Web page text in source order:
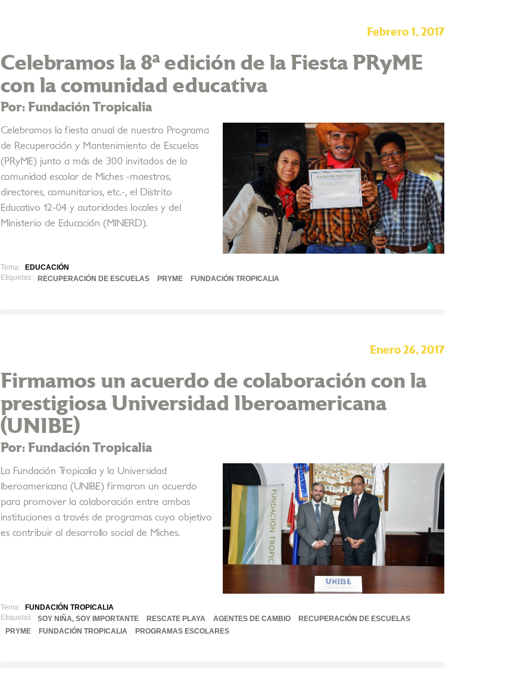
Febrero 1, 2017
Celebramos la 8ª edición de la Fiesta PRyME
con la comunidad educativa
Por: Fundación Tropicalia
Celebramos la fiesta anual de nuestro Programa
de Recuperación y Mantenimiento de Escuelas
(PRyME) junto a más de 300 invitados de la
comunidad escolar de Miches -maestros,
directores, comunitarios, etc.-, el Distrito
Educativo 12-04 y autoridades locales y del
Ministerio de Educación (MINERD).
Tema:
EDUCACIÓN
Etiquetas:
RECUPERACIÓN DE ESCUELAS PRYME FUNDACIÓN TROPICALIA
Enero 26, 2017
Firmamos un acuerdo de colaboración con la
prestigiosa Universidad Iberoamericana
(UNIBE)
Por: Fundación Tropicalia
La Fundación Tropicalia y la Universidad
Iberoamericana (UNIBE) firmaron un acuerdo
para promover la colaboración entre ambas
instituciones a través de programas cuyo objetivo
es contribuir al desarrollo social de Miches.
Tema:
FUNDACIÓN TROPICALIA
Etiquetas:
SOY NIÑA, SOY IMPORTANTE RESCATE PLAYA AGENTES DE CAMBIO
RECUPERACIÓN DE ESCUELAS
PRYME
FUNDACIÓN TROPICALIA PROGRAMAS ESCOLARES